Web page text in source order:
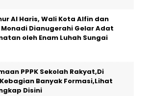
Al Haris, Wali Kota Alfin dan
Dianugerahi Gelar Adat
oleh Enam Luhah Sungai
PPPK Sekolah Rakyat,Di
Banyak Formasi,Lihat
Disini